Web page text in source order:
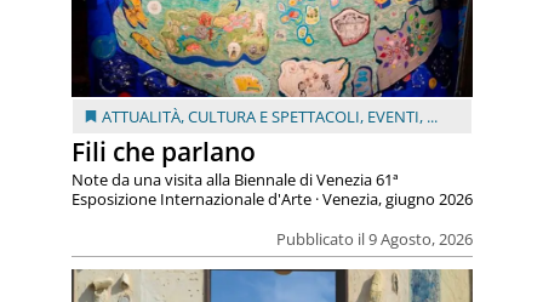
ATTUALITÀ,CULTURA E SPETTACOLI, EVENTI, ...
Fili che parlano
Pubblicato il 9 Agosto, 2026
Note da una visita alla Biennale di Venezia 61ª
Esposizione Internazionale d'Arte · Venezia, giugno 2026